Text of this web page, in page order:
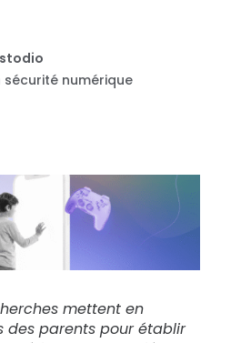
sécurité numérique
mettent en
des parents pour établir